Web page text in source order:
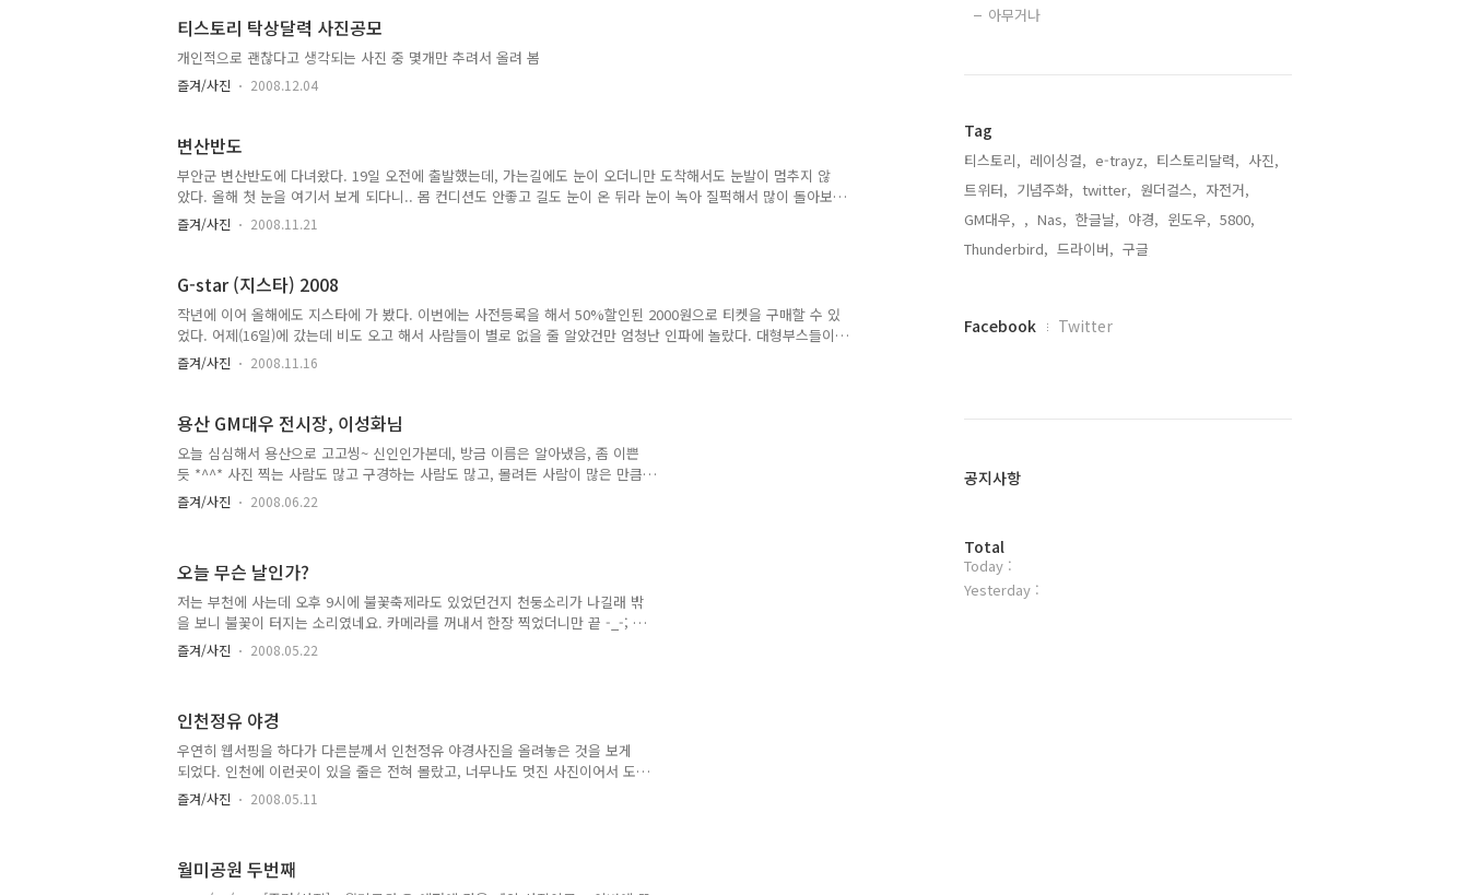
티스토리 탁상달력 사진공모
개인적으로 괜찮다고 생각되는 사진 중 몇개만 추려서 올려 봄
즐겨/사진 2008.12.04
변산반도
부안군 변산반도에 다녀왔다. 19일 오전에 출발했는데, 가는길에도 눈이 오더니만 도착해서도 눈발이 멈추지 않
았다. 올해 첫 눈을 여기서 보게 되다니.. 몸 컨디션도 안좋고 길도 눈이 온 뒤라 눈이 녹아 질퍽해서 많이 돌아보
지는 못했다. 하필 이 때 눈이 와서.. -_- 일몰을 보고 오려고 했으나, 그냥 빨리 돌아왔다. 다음에 가게되면 그 땐
구석구석 다 살펴볼 예정. 아래는 적벽강과 낙조대 근처의 사진들.. 눈이 온 뒤라 나름 운치있다. 낙옆이 더 많았
즐겨/사진 2008.11.21
G-star (지스타) 2008
작년에 이어 올해에도 지스타에 가 봤다. 이번에는 사전등록을 해서 50%할인된 2000원으로 티켓을 구매할 수 있
었다. 어제(16일)에 갔는데 비도 오고 해서 사람들이 별로 없을 줄 알았건만 엄청난 인파에 놀랐다. 대형부스들이
한쪽에 있고 다른쪽은 작은 부스들만 있는데, 이런 배치보다는 작은 규모의 부스와 큰 부스를 함께 섞어 놓으면
작은 부스의 업체들도 한번 씩 둘러보게 되어 좋을것 같다는 생각이 들었다. 게임을 직접 해보려고 해도 줄이 길
노바디를 모델들이 공연해 줬는데 재미있는 행사였다. 사진을 찍긴 했는데, 워낙에 많은 사람들이 모여 있어서 뒷
쪽에서 간신히 찍었다. 다른 사람의 뒷 모습은 ..
즐겨/사진 2008.11.16
용산 GM대우 전시장, 이성화님
오늘 심심해서 용산으로 고고씽~ 신인인가본데, 방금 이름은 알아냈음, 좀 이쁜
듯 *^^* 사진 찍는 사람도 많고 구경하는 사람도 많고, 몰려든 사람이 많은 만큼
GM대우에도 광고효과가 있으면 서로에게 좋은 이벤트라고 생각됨 다음달에도
이런 행사가 있으련지는 모르겠지만, 자주 좀 해주면 좋겠네.. 아래 동영상 인터
즐겨/사진 2008.06.22
오늘 무슨 날인가?
저는 부천에 사는데 오후 9시에 불꽃축제라도 있었던건지 천둥소리가 나길래 밖
을 보니 불꽃이 터지는 소리였네요. 카메라를 꺼내서 한장 찍었더니만 끝 -_-; 아
좀 더 높은 층에 살면 좋았을것을...
즐겨/사진 2008.05.22
인천정유 야경
우연히 웹서핑을 하다가 다른분께서 인천정유 야경사진을 올려놓은 것을 보게
되었다. 인천에 이런곳이 있을 줄은 전혀 몰랐고, 너무나도 멋진 사진이어서 도
전해보기로 결심하고 인천으로 향함. 인천정유 주변을 계속 둘러보고 어디서 찍
어야 하는지를 찾기 위해서 약 1시간을 돌아다녔다. 지형이 대부분 평탄해서 높
서 찍긴 했다. 대다수의 분들이 찍으신 위치를 찾아서 그곳에서 찍고 싶었는데,
즐겨/사진 2008.05.11
월미공원 두번째
아무거나
Tag
티스토리, 레이싱걸, e-trayz, 티스토리달력, 사진,
트위터, 기념주화, twitter, 원더걸스, 자전거,
GM대우, , Nas, 한글날, 야경, 윈도우, 5800,
Thunderbird, 드라이버, 구글,
페
플
인
Facebook Twitter
공지사항
방
문
자
Total
Today :
Yesterday :